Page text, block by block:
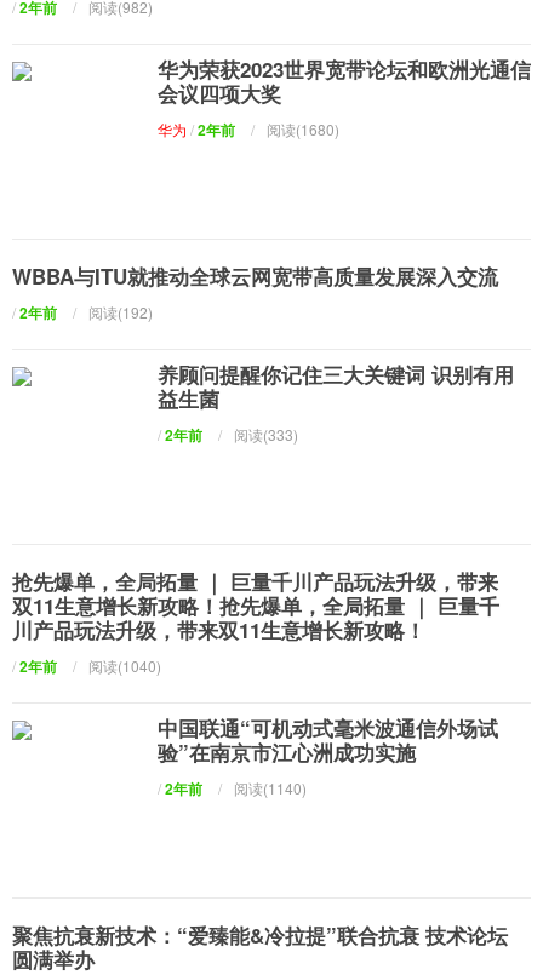
/2年前 / 阅读(982)
华为荣获2023世界宽带论坛和欧洲光通信
会议四项大奖
华为 /2年前 / 阅读(1680)
WBBA与ITU就推动全球云网宽带高质量发展深入交流
/2年前 / 阅读(192)
养顾问提醒你记住三大关键词 识别有用
益生菌
/2年前 / 阅读(333)
抢先爆单，全局拓量 ｜ 巨量千川产品玩法升级，带来
双11生意增长新攻略！抢先爆单，全局拓量 ｜ 巨量千
川产品玩法升级，带来双11生意增长新攻略！
/2年前 / 阅读(1040)
中国联通“可机动式毫米波通信外场试
验”在南京市江心洲成功实施
/2年前 / 阅读(1140)
聚焦抗衰新技术：“爱臻能&冷拉提”联合抗衰 技术论坛
圆满举办